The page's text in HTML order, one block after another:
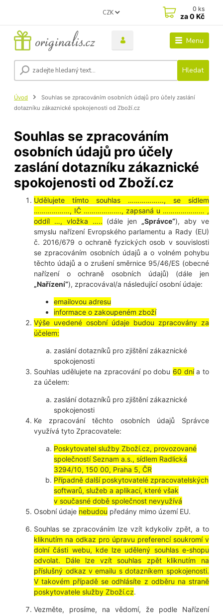
Menu
CZK
Hledat
0 ks
za0 Kč
Úvod
Souhlas se zpracováním osobních údajů pro účely zaslání
dotazníku zákaznické spokojenosti od Zboží.cz
Souhlas se zpracováním
osobních údajů pro účely
zaslání dotazníku zákaznické
spokojenosti od Zboží.cz
Udělujete tímto souhlas ……………..., se sídlem
………………, IČ ………………., zapsaná u ………………… ,
oddíl …, vložka ….. (dále jen „Správce“), aby ve
smyslu nařízení Evropského parlamentu a Rady (EU)
č. 2016/679 o ochraně fyzických osob v souvislosti
se zpracováním osobních údajů a o volném pohybu
těchto údajů a o zrušení směrnice 95/46/ES (obecné
nařízení o ochraně osobních údajů) (dále jen
„Nařízení“), zpracovával/a následující osobní údaje:
emailovou adresu
informace o zakoupeném zboží
Výše uvedené osobní údaje budou zpracovány za
účelem:
zaslání dotazníků pro zjištění zákaznické
spokojenosti
Souhlas udělujete na zpracování po dobu 60 dnía to
za účelem:
zaslání dotazníků pro zjištění zákaznické
spokojenosti
Ke zpracování těchto osobních údajů Správce
využívá tyto Zpracovatele:
Poskytovatel služby Zboží.cz, provozované
společností Seznam a.s., sídlem Radlická
3294/10, 150 00, Praha 5, ČR
Případně další poskytovatelé zpracovatelských
softwarů, služeb a aplikací, které však
v současné době společnost nevyužívá
Osobní údaje nebudou předány mimo území EU.
Souhlas se zpracováním lze vzít kdykoliv zpět, a to
kliknutím na odkaz pro úpravu preferencí soukromí v
dolní části webu, kde lze udělený souhlas e-shopu
odvolat. Dále lze vzít souhlas zpět kliknutím na
příslušný odkaz v emailu s dotazníkem spokojenosti.
V takovém případě se odhlásíte z odběru na straně
poskytovatele služby Zboží.cz.
Vezměte, prosíme, na vědomí, že podle Nařízení